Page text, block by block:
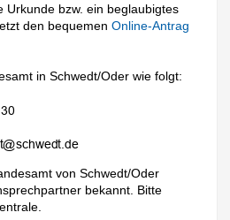
Urkunde bzw. ein beglaubigtes
den bequemenOnline-Antrag
in Schwedt/Oder wie folgt:
von Schwedt/Oder
bekannt. Bitte